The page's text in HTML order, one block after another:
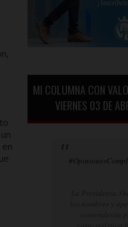
MI COLUMNA CON
VIERNES 03 DE